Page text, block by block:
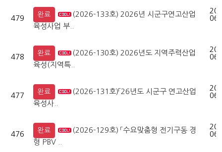
479 완료
(2026-133호) 2026년 시군구연고산업
육성사업 부..
478 완료
(2026-130호) 2026년도 지역주력산업
육성(지역특..
477 완료
(2026-131호)「26년도 시군구 연고산업
육성사..
476 완료
(2026-129호) 「수요맞춤형 전기구동 경
형 PBV ..